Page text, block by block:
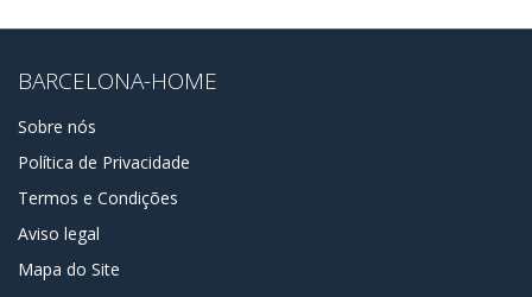
BARCELONA-HOME
Sobre nós
Política de Privacidade
Termos e Condições
Aviso legal
Mapa do Site